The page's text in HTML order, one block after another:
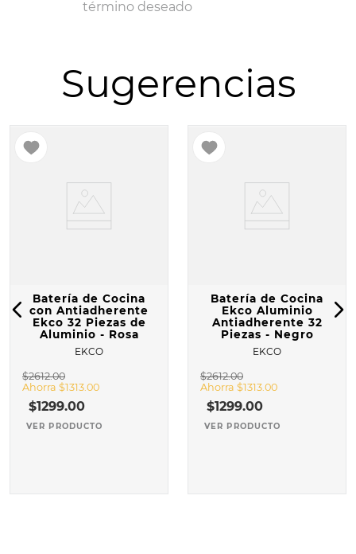
término deseado
Sugerencias
Batería de Cocina
con Antiadherente
Ekco 32 Piezas de
Aluminio - Rosa
EKCO
$2612.00
Ahorra $1313.00
$1299.00
VER PRODUCTO
Batería de Cocina
Ekco Aluminio
Antiadherente 32
Piezas - Negro
EKCO
$2612.00
Ahorra $1313.00
$1299.00
VER PRODUCTO